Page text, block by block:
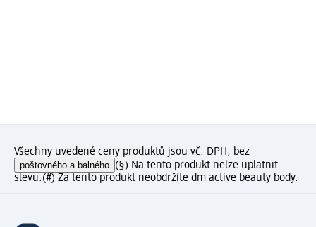
Všechny uvedené ceny produktů jsou vč. DPH, bez
poštovného a balného (§) Na tento produkt nelze uplatnit
slevu.(#) Za tento produkt neobdržíte dm active beauty body.